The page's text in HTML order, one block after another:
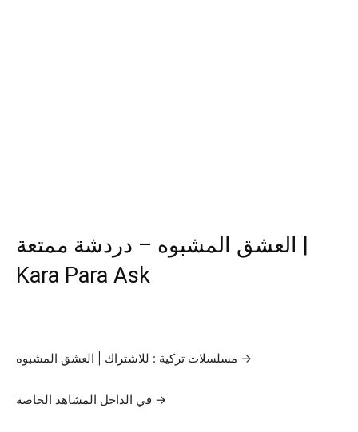
العشق المشبوه – دردشة ممتعة |
Kara Para Ask
مسلسلات تركية : للاشتراك | العشق المشبوه →
في الداخل المشاهد الخاصة →